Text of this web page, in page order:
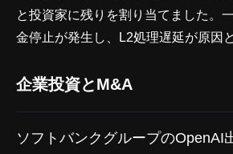
と投資家に残りを割り当てました。
金停止が発生し、L2処理遅延が原因
企業投資とM&A
ソフトバンクグループのOpenAI